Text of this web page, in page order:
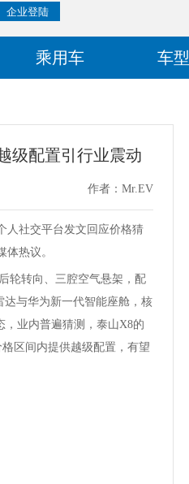
乘用车 车型
级配置引行业震动
作者：Mr.EV
社交平台发文回应价格猜
热议。
轮转向、三腔空气悬架，配
达与华为新一代智能座舱，核
业内普遍猜测，泰山X8的
区间内提供越级配置，有望